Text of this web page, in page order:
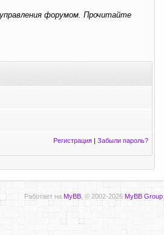
форумом. Прочитайте
Регистрация | Забыли пароль?
Работает на MyBB , © 2002-2026 MyBB Group.